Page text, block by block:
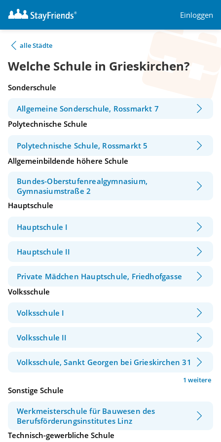
Einloggen
alle Städte
Welche Schule in Grieskirchen?
Sonderschule
Allgemeine Sonderschule, Rossmarkt 7
Polytechnische Schule
Polytechnische Schule, Rossmarkt 5
Allgemeinbildende höhere Schule
Bundes-Oberstufenrealgymnasium,
Gymnasiumstraße 2
Hauptschule
Hauptschule I
Hauptschule II
Private Mädchen Hauptschule, Friedhofgasse
Volksschule
Volksschule I
Volksschule II
Volksschule, Sankt Georgen bei Grieskirchen 31
1 weitere
Sonstige Schule
Werkmeisterschule für Bauwesen des
Berufsförderungsinstitutes Linz
Technisch-gewerbliche Schule